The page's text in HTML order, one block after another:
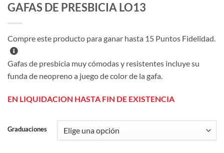
GAFAS DE PRESBICIA LO13
Compre este producto para ganar hasta 15 Puntos Fidelidad.
Gafas de presbicia muy cómodas y resistentes incluye su
funda de neopreno a juego de color de la gafa.
EN LIQUIDACION HASTA FIN DE EXISTENCIA
Graduaciones